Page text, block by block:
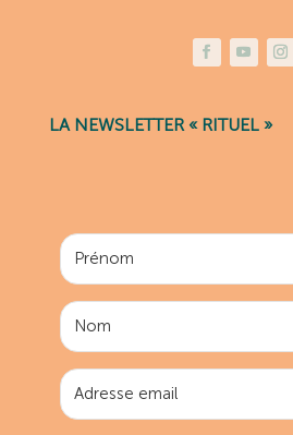
LA NEWSLETTER « RITUEL »